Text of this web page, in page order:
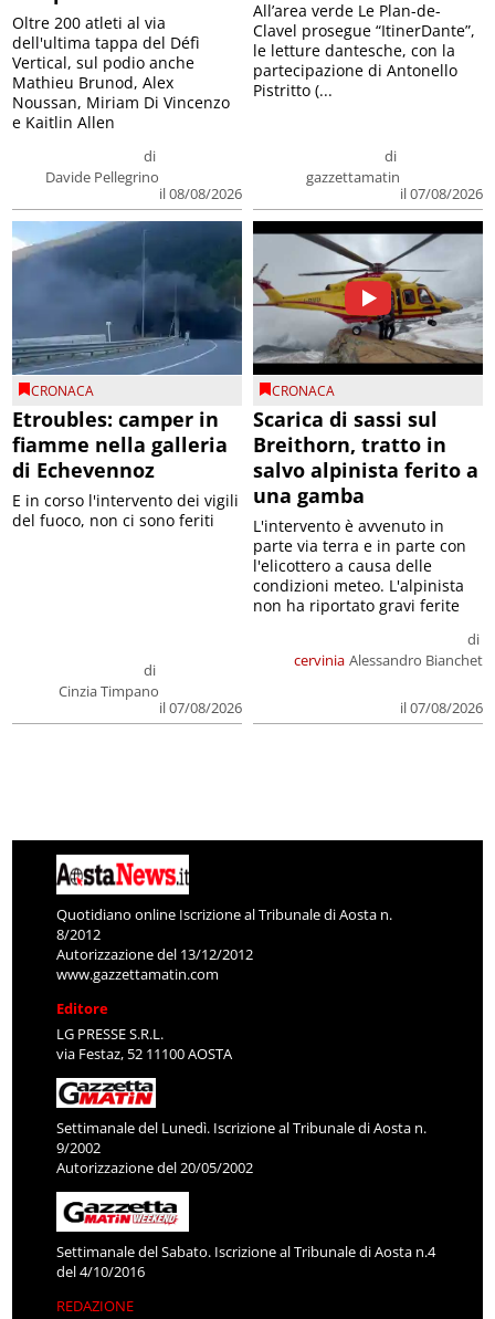
di
Davide Pellegrino
il 08/08/2026
Oltre 200 atleti al via
dell'ultima tappa del Défì
Vertical, sul podio anche
Mathieu Brunod, Alex
Noussan, Miriam Di Vincenzo
e Kaitlin Allen
di
gazzettamatin
il 07/08/2026
All’area verde Le Plan-de-
Clavel prosegue “ItinerDante”,
le letture dantesche, con la
partecipazione di Antonello
Pistritto (...
CRONACA
Etroubles: camper in
fiamme nella galleria
di Echevennoz
di
Cinzia Timpano
il 07/08/2026
E in corso l'intervento dei vigili
del fuoco, non ci sono feriti
CRONACA
Scarica di sassi sul
Breithorn, tratto in
salvo alpinista ferito a
una gamba
cervinia
di
Alessandro Bianchet
il 07/08/2026
L'intervento è avvenuto in
parte via terra e in parte con
l'elicottero a causa delle
condizioni meteo. L'alpinista
non ha riportato gravi ferite
Quotidiano online Iscrizione al Tribunale di Aosta n.
8/2012
Autorizzazione del 13/12/2012
www.gazzettamatin.com
Editore
LG PRESSE S.R.L.
via Festaz, 52 11100 AOSTA
Settimanale del Lunedì. Iscrizione al Tribunale di Aosta n.
9/2002
Autorizzazione del 20/05/2002
Settimanale del Sabato. Iscrizione al Tribunale di Aosta n.4
del 4/10/2016
REDAZIONE